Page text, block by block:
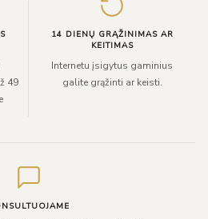
49
14 DIENŲ GRĄŽINIMAS AR
KEITIMAS
Internetu įsigytus gaminius
galite grąžinti ar keisti.